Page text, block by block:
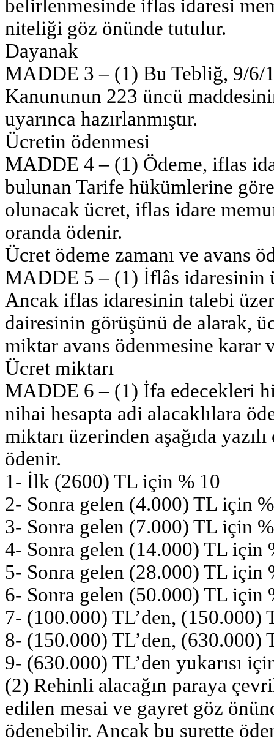
belirlenmesinde iflas idaresi
niteliği göz önünde tutulur.
Dayanak
MADDE 3 – (1) Bu Tebliğ, 9/6/
Kanununun 223 üncü
uyarınca hazırlanmıştır.
Ücretin ödenmesi
MADDE 4 – (1) Ödeme, iflas
bulunan Tarife hükümlerine
olunacak ücret, iflas idare
oranda ödenir.
Ücret ödeme zamanı ve avans
MADDE 5 – (1) İflâs idaresinin
Ancak iflas idaresinin talebi
dairesinin görüşünü de alarak,
miktar avans ödenmesine karar
Ücret miktarı
MADDE 6 – (1) İfa edecekleri
nihai hesapta adi alacaklılara
miktarı üzerinden aşağıda
ödenir.
1- İlk (2600) TL için % 10
2- Sonra gelen (4.000) TL için
3- Sonra gelen (7.000) TL için
4- Sonra gelen (14.000) TL için
5- Sonra gelen (28.000) TL için
6- Sonra gelen (50.000) TL için
7- (100.000) TL’den, (150.000)
8- (150.000) TL’den, (630.000)
9- (630.000) TL’den yukarısı
(2) Rehinli alacağın paraya
edilen mesai ve gayret göz
ödenebilir. Ancak bu surette